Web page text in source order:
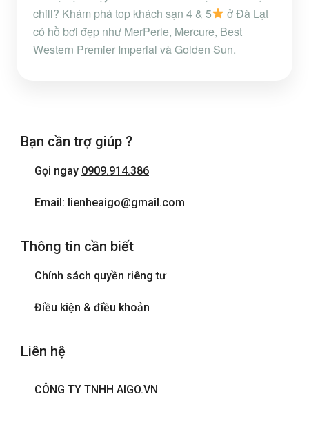
chill? Khám phá top khách sạn 4 & 5
ở Đà Lạt
có hồ bơi đẹp như MerPerle, Mercure, Best
Western Premier Imperial và Golden Sun.
Bạn cần trợ giúp ?
Gọi ngay 0909.914.386
Email: lienheaigo@gmail.com
Thông tin cần biết
Chính sách quyền riêng tư
Điều kiện & điều khoản
Liên hệ
CÔNG TY TNHH AIGO.VN